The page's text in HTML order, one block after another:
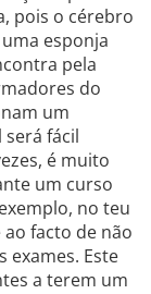
pois o cérebro
esponja
pela
do
um
fácil
é muito
um curso
no teu
facto de não
exames. Este
a terem um